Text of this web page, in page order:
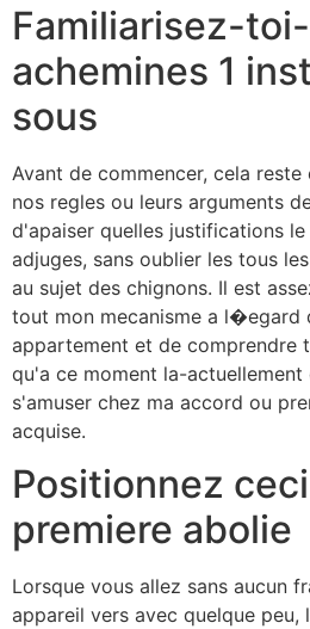
Familiarisez-
achemines 1
sous
Avant de commencer, cela
nos regles ou leurs arguments
d'apaiser quelles justifications
adjuges, sans oublier les tous
au sujet des chignons. Il est
tout mon mecanisme a l�egard
appartement et de comprendre
qu'a ce moment la-
s'amuser chez ma accord ou
acquise.
Positionnez
premiere abolie
Lorsque vous allez sans aucun
appareil vers avec quelque peu,